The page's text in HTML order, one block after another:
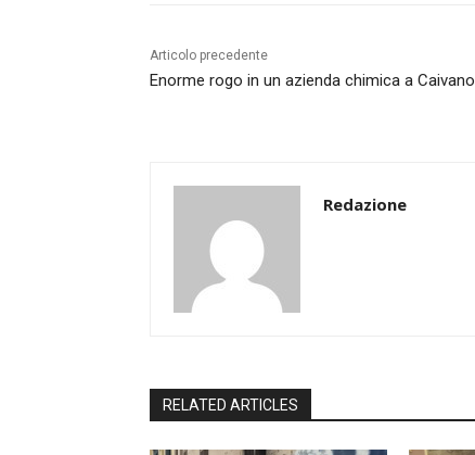
Articolo precedente
Enorme rogo in un azienda chimica a Caivano
Redazione
RELATED ARTICLES